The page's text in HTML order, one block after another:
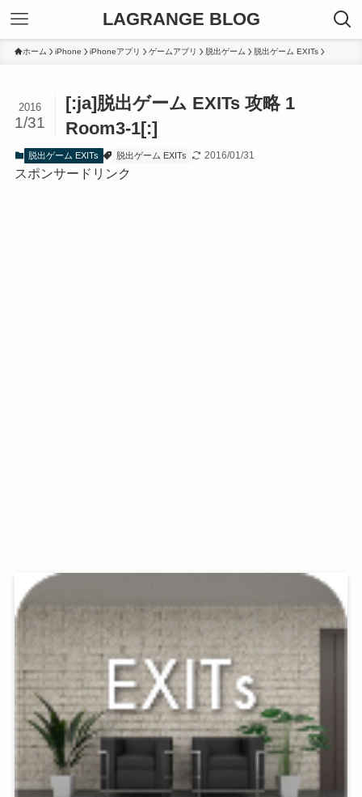
LAGRANGE BLOG
ホーム iPhone iPhoneアプリ ゲームアプリ 脱出ゲーム 脱出ゲーム EXITs
[:ja]脱出ゲーム EXITs 攻略 1
Room3-1[:]
2016
1/31
脱出ゲーム EXITs 脱出ゲーム EXITs 2016/01/31
スポンサードリンク